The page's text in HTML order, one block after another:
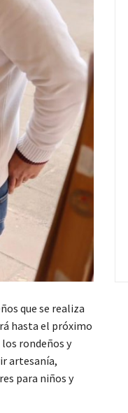
que se realiza
hasta el próximo
rondeños y
artesanía,
para niños y